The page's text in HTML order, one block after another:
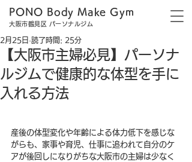
大阪市鶴見区 パーソナルジム
PONO Body Make Gym
【大阪市主婦必見】パーソナ
ルジムで健康的な体型を手に
入れる方法
2月25日 読了時間: 25分
産後の体型変化や年齢による体力低下を感じな
がらも、家事や育児、仕事に追われて自分のケ
アが後回しになりがちな大阪市の主婦は少なく